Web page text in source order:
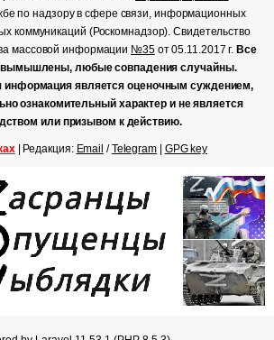
по надзору в сфере связи, информационных
коммуникаций (Роскомнадзор). Свидетельство
массовой информации №35от 05.11.2017 г. Все
вымышлены, любые совпадения случайны.
информация является оценочным суждением,
ознакомительный характер и не является
или призывом к действию.
| Редакция: Email /Telegram| GPG key